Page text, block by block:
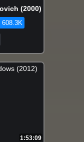
(2000)
608.3K
1:53:09